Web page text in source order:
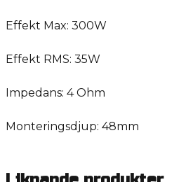
Effekt Max: 300W
Effekt RMS: 35W
Impedans: 4 Ohm
Monteringsdjup: 48mm